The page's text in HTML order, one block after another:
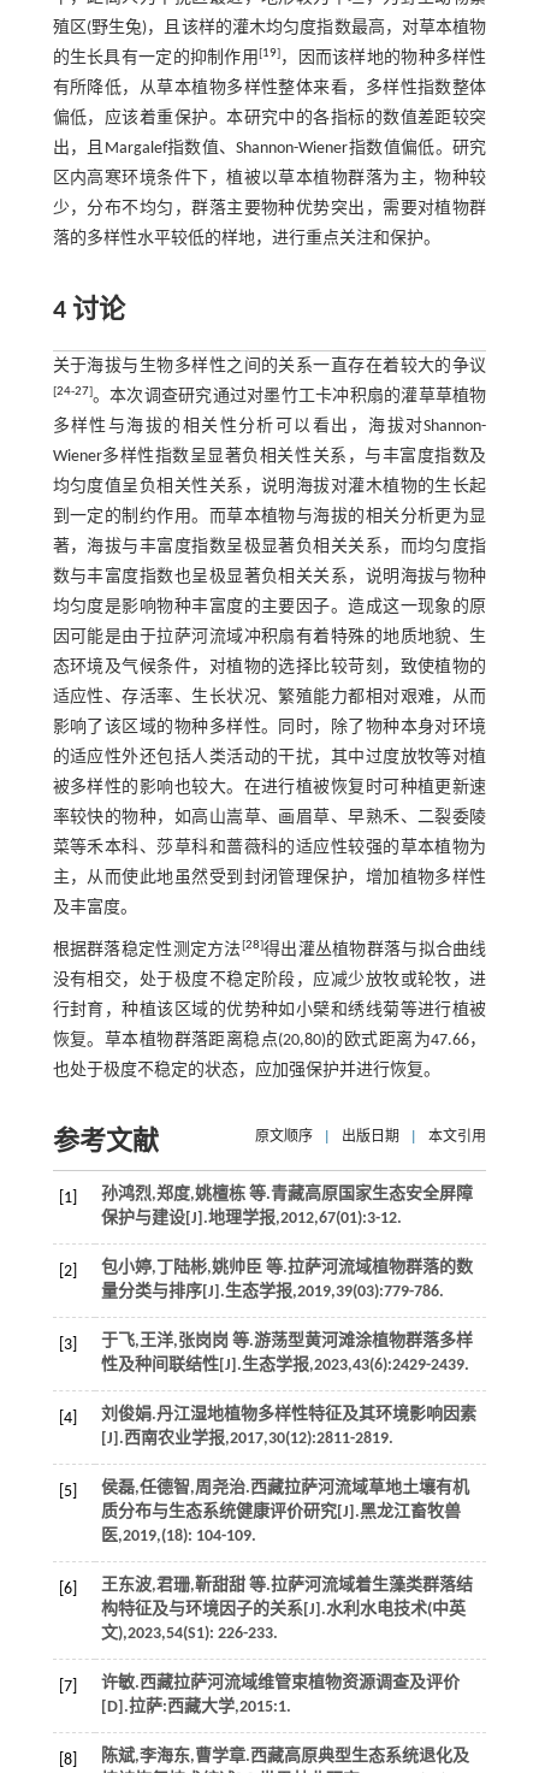
殖区(野生兔)，且该样的灌木均匀度指数最高，对草本植物
的生长具有一定的抑制作用 [19] ，因而该样地的物种多样性
有所降低，从草本植物多样性整体来看，多样性指数整体
偏低，应该着重保护。本研究中的各指标的数值差距较突
出，且Margalef指数值、Shannon-Wiener指数值偏低。研究
区内高寒环境条件下，植被以草本植物群落为主，物种较
少，分布不均匀，群落主要物种优势突出，需要对植物群
落的多样性水平较低的样地，进行重点关注和保护。
4 讨论
关于海拔与生物多样性之间的关系一直存在着较大的争议
[24-27]。本次调查研究通过对墨竹工卡冲积扇的灌草草植物
多样性与海拔的相关性分析可以看出，海拔对Shannon-
Wiener多样性指数呈显著负相关性关系，与丰富度指数及
均匀度值呈负相关性关系，说明海拔对灌木植物的生长起
到一定的制约作用。而草本植物与海拔的相关分析更为显
著，海拔与丰富度指数呈极显著负相关关系，而均匀度指
数与丰富度指数也呈极显著负相关关系，说明海拔与物种
均匀度是影响物种丰富度的主要因子。造成这一现象的原
因可能是由于拉萨河流域冲积扇有着特殊的地质地貌、生
态环境及气候条件，对植物的选择比较苛刻，致使植物的
适应性、存活率、生长状况、繁殖能力都相对艰难，从而
影响了该区域的物种多样性。同时，除了物种本身对环境
的适应性外还包括人类活动的干扰，其中过度放牧等对植
被多样性的影响也较大。在进行植被恢复时可种植更新速
率较快的物种，如高山嵩草、画眉草、早熟禾、二裂委陵
菜等禾本科、莎草科和蔷薇科的适应性较强的草本植物为
主，从而使此地虽然受到封闭管理保护，增加植物多样性
及丰富度。
根据群落稳定性测定方法[28]得出灌丛植物群落与拟合曲线
没有相交，处于极度不稳定阶段，应减少放牧或轮牧，进
行封育，种植该区域的优势种如小檗和绣线菊等进行植被
恢复。草本植物群落距离稳点(20,80)的欧式距离为47.66，
也处于极度不稳定的状态，应加强保护并进行恢复。
参考文献 原文顺序 出版日期 本文引用
[1] 孙鸿烈,郑度,姚檀栋 等.青藏高原国家生态安全屏障
保护与建设[J].地理学报,2012,67(01):3-12.
[2] 包小婷,丁陆彬,姚帅臣 等.拉萨河流域植物群落的数
量分类与排序[J].生态学报,2019,39(03):779-786.
[3] 于飞,王洋,张岗岗 等.游荡型黄河滩涂植物群落多样
性及种间联结性[J].生态学报,2023,43(6):2429-2439.
[4]
刘俊娟.丹江湿地植物多样性特征及其环境影响因素
[J].西南农业学报,2017,30(12):2811-2819.
[5]
侯磊,任德智,周尧治.西藏拉萨河流域草地土壤有机
质分布与生态系统健康评价研究[J].黑龙江畜牧兽
医,2019,(18): 104-109.
[6] 王东波,君珊,靳甜甜 等.拉萨河流域着生藻类群落结
构特征及与环境因子的关系[J].水利水电技术(中英
文),2023,54(S1): 226-233.
[7]
许敏.西藏拉萨河流域维管束植物资源调查及评价
[D].拉萨:西藏大学,2015:1.
[8]
陈斌,李海东,曹学章.西藏高原典型生态系统退化及